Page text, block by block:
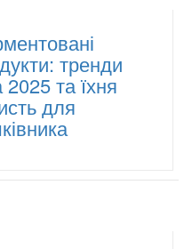
тренди
2025 та їхня
для